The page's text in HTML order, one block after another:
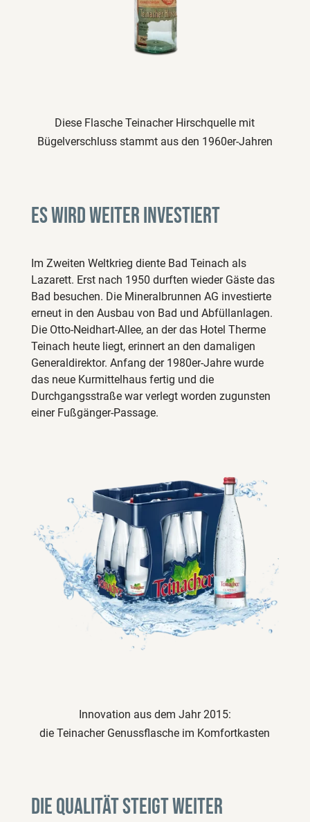
Diese Flasche Teinacher Hirschquelle mit
Bügelverschluss stammt aus den 1960er-Jahren
Es wird weiter investiert
Im Zweiten Weltkrieg diente Bad Teinach als
Lazarett. Erst nach 1950 durften wieder Gäste das
Bad besuchen. Die Mineralbrunnen AG investierte
erneut in den Ausbau von Bad und Abfüllanlagen.
Die Otto-Neidhart-Allee, an der das Hotel Therme
Teinach heute liegt, erinnert an den damaligen
Generaldirektor. Anfang der 1980er-Jahre wurde
das neue Kurmittelhaus fertig und die
Durchgangsstraße war verlegt worden zugunsten
einer Fußgänger-Passage.
Innovation aus dem Jahr 2015:
die Teinacher Genussflasche im Komfortkasten
Die Qualität steigt weiter